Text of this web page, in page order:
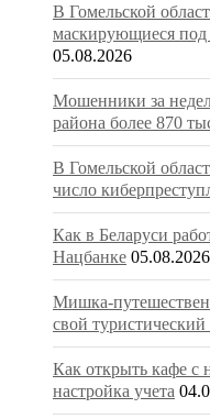
В Гомельской
маскирующиеся под
05.08.2026
Мошенники за
района более 870
В Гомельской
число
Как в Беларуси
Нацбанке 05.08.2026
Мишка-
свой туристический
Как открыть кафе с
настройка учета